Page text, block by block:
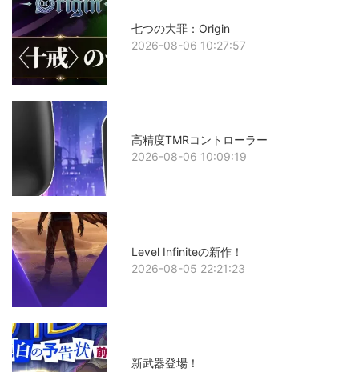
七つの大罪：Origin
2026-08-06 10:27:57
高精度TMRコントローラー
2026-08-06 10:09:19
Level Infiniteの新作！
2026-08-05 22:21:23
新武器登場！